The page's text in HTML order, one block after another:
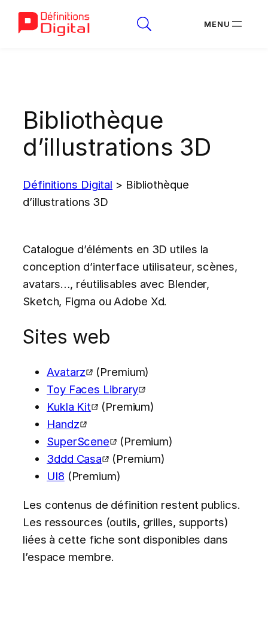
Bibliothèque
d’illustrations 3D
Définitions Digital > Bibliothèque
d’illustrations 3D
Catalogue d’éléments en 3D utiles la
conception d’interface utilisateur, scènes,
avatars…, réutilisables avec Blender,
Sketch, Figma ou Adobe Xd.
Sites web
Avatarz
(Premium)
Toy Faces Library
Kukla Kit
(Premium)
Handz
SuperScene
(Premium)
3ddd Casa
(Premium)
UI8 (Premium)
Les contenus de définition restent publics.
Les ressources (outils, grilles, supports)
liées à cette fiche sont disponibles dans
l’espace membre.